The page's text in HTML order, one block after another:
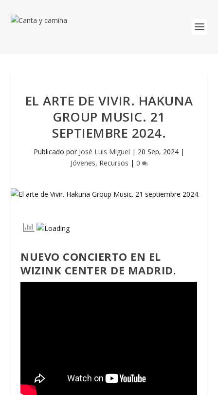
EL ARTE DE VIVIR. HAKUNA
GROUP MUSIC. 21
SEPTIEMBRE 2024.
Publicado por José Luis Miguel | 20 Sep, 2024 |
Jóvenes, Recursos | 0
NUEVO CONCIERTO EN EL
WIZINK CENTER DE MADRID.